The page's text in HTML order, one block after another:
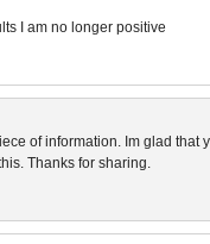
I am no longer positive
of information. Im glad that
Thanks for sharing.